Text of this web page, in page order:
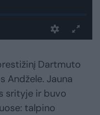
Dartmuto
Andžele. Jauna
srityje ir buvo
talpino